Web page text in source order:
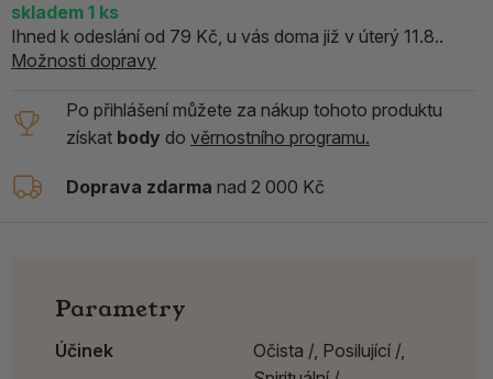
skladem 1 ks
Ihned k odeslání od 79 Kč, u vás doma již v úterý 11.8..
Možnosti dopravy
Po přihlášení můžete za nákup tohoto produktu
získat body do věrnostního programu.
Doprava zdarma nad 2 000 Kč
Parametry
Účinek Očista /, Posilující /,